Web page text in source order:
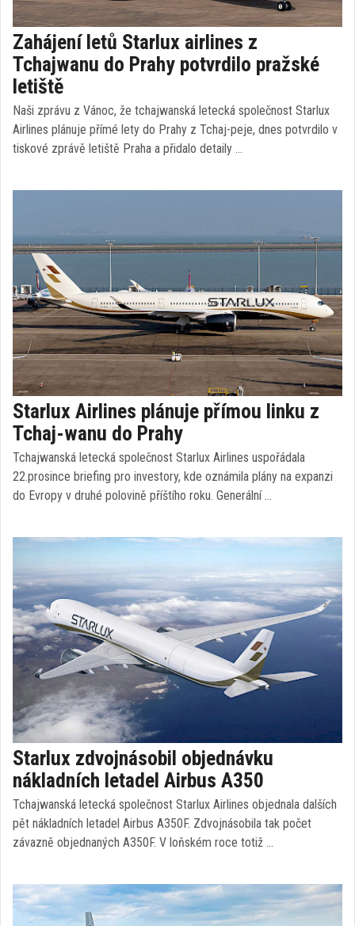
Zahájení letů Starlux airlines z
Tchajwanu do Prahy potvrdilo pražské
letiště
Naši zprávu z Vánoc, že tchajwanská letecká společnost Starlux
Airlines plánuje přímé lety do Prahy z Tchaj-peje, dnes potvrdilo v
tiskové zprávě letiště Praha a přidalo detaily …
Starlux Airlines plánuje přímou linku z
Tchaj-wanu do Prahy
Tchajwanská letecká společnost Starlux Airlines uspořádala
22.prosince briefing pro investory, kde oznámila plány na expanzi
do Evropy v druhé polovině příštího roku. Generální …
Starlux zdvojnásobil objednávku
nákladních letadel Airbus A350
Tchajwanská letecká společnost Starlux Airlines objednala dalších
pět nákladních letadel Airbus A350F. Zdvojnásobila tak počet
závazně objednaných A350F. V loňském roce totiž …